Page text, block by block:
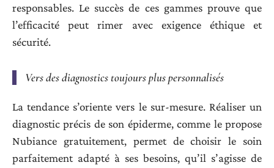
responsables. Le succès de ces gammes prouve que
l’efficacité peut rimer avec exigence éthique et
sécurité.
Vers des diagnostics toujours plus personnalisés
La tendance s’oriente vers le sur-mesure. Réaliser un
diagnostic précis de son épiderme, comme le propose
Nubiance gratuitement, permet de choisir le soin
parfaitement adapté à ses besoins, qu’il s’agisse de